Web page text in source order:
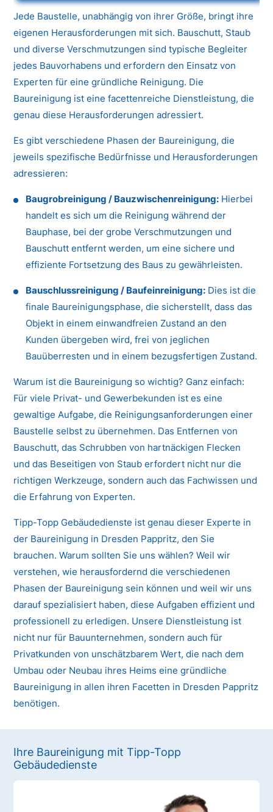
Jede Baustelle, unabhängig von ihrer Größe, bringt ihre
eigenen Herausforderungen mit sich. Bauschutt, Staub
und diverse Verschmutzungen sind typische Begleiter
jedes Bauvorhabens und erfordern den Einsatz von
Experten für eine gründliche Reinigung. Die
Baureinigung ist eine facettenreiche Dienstleistung, die
genau diese Herausforderungen adressiert.
Es gibt verschiedene Phasen der Baureinigung, die
jeweils spezifische Bedürfnisse und Herausforderungen
adressieren:
Baugrobreinigung / Bauzwischenreinigung: Hierbei
handelt es sich um die Reinigung während der
Bauphase, bei der grobe Verschmutzungen und
Bauschutt entfernt werden, um eine sichere und
effiziente Fortsetzung des Baus zu gewährleisten.
Bauschlussreinigung / Baufeinreinigung: Dies ist die
finale Baureinigungsphase, die sicherstellt, dass das
Objekt in einem einwandfreien Zustand an den
Kunden übergeben wird, frei von jeglichen
Bauüberresten und in einem bezugsfertigen Zustand.
Warum ist die Baureinigung so wichtig? Ganz einfach:
Für viele Privat- und Gewerbekunden ist es eine
gewaltige Aufgabe, die Reinigungsanforderungen einer
Baustelle selbst zu übernehmen. Das Entfernen von
Bauschutt, das Schrubben von hartnäckigen Flecken
und das Beseitigen von Staub erfordert nicht nur die
richtigen Werkzeuge, sondern auch das Fachwissen und
die Erfahrung von Experten.
Tipp-Topp Gebäudedienste ist genau dieser Experte in
der Baureinigung in Dresden Pappritz, den Sie
brauchen. Warum sollten Sie uns wählen? Weil wir
verstehen, wie herausfordernd die verschiedenen
Phasen der Baureinigung sein können und weil wir uns
darauf spezialisiert haben, diese Aufgaben effizient und
professionell zu erledigen. Unsere Dienstleistung ist
nicht nur für Bauunternehmen, sondern auch für
Privatkunden von unschätzbarem Wert, die nach dem
Umbau oder Neubau ihres Heims eine gründliche
Baureinigung in allen ihren Facetten in Dresden Pappritz
benötigen.
Ihre Baureinigung mit Tipp-Topp
Gebäudedienste